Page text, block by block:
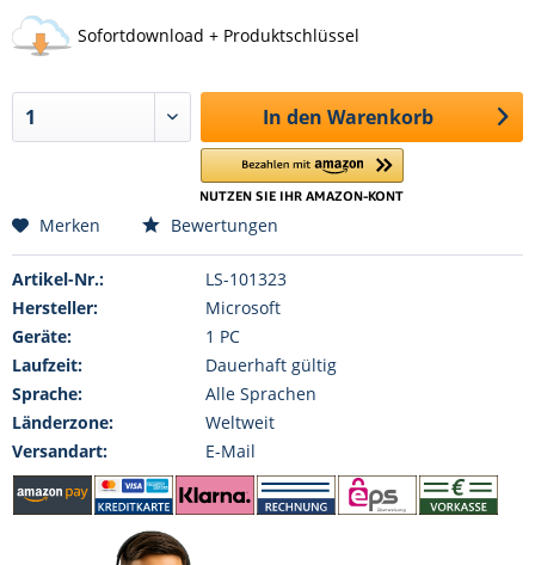
Sofortdownload + Produktschlüssel
In den Warenkorb
Merken Bewertungen
Artikel-Nr.:
LS-101323
Hersteller:
Microsoft
Geräte:
1 PC
Laufzeit:
Dauerhaft gültig
Sprache:
Alle Sprachen
Länderzone:
Weltweit
Versandart:
E-Mail